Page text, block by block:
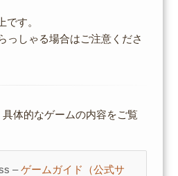
す。
っしゃる場合はご注意くださ
体的なゲームの内容をご覧
–ゲームガイド（公式サ